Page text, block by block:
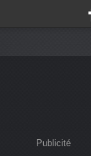
Publicité